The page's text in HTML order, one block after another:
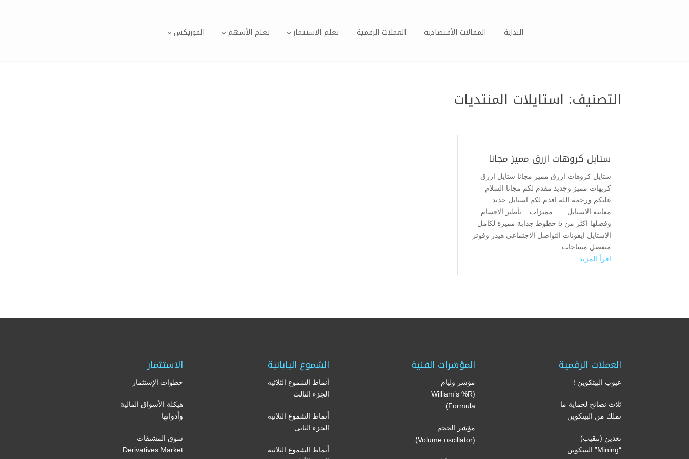
البداية المقالات الأقتصادية العملات الرقمية تعلم الاستثمار تعلم الأسهم الفوريكس
التصنيف: استايلات المنتديات
ستايل كروهات ازرق مميز مجانا
ستايل كروهات ازرق مميز مجانا ستايل ازرق
كريهات مميز وجديد مقدم لكم مجانا السلام
عليكم ورحمة الله اقدم لكم استايل جديد ::
معاينة الاستايل :: :: مميزات :: تأطير الاقسام
وفصلها اكثر من 5 خطوط جذابة مميزة لكامل
الاستايل ايقونات التواصل الاجتماعي هيدر وفوتر
منفصل مساحات...
اقرأ المزيد
العملات الرقمية
عيوب البيتكوين !
ثلاث نصائح لحماية ما
تملك من البيتكوين
تعدين (تنقيب)
“Mining” البيتكوين
المؤشرات الفنية
مؤشر وليام
(William’s %R
Formula)
مؤشر الحجم
(Volume oscillator)
الشموع اليابانية
أنماط الشموع الثلاثيه
الجزء الثالث
أنماط الشموع الثلاثيه
الجزء الثانى
أنماط الشموع الثلاثية
الاستثمار
خطوات الإستثمار
هيكلة الأسواق المالية
وأدواتها
سوق المشتقات
Derivatives Market